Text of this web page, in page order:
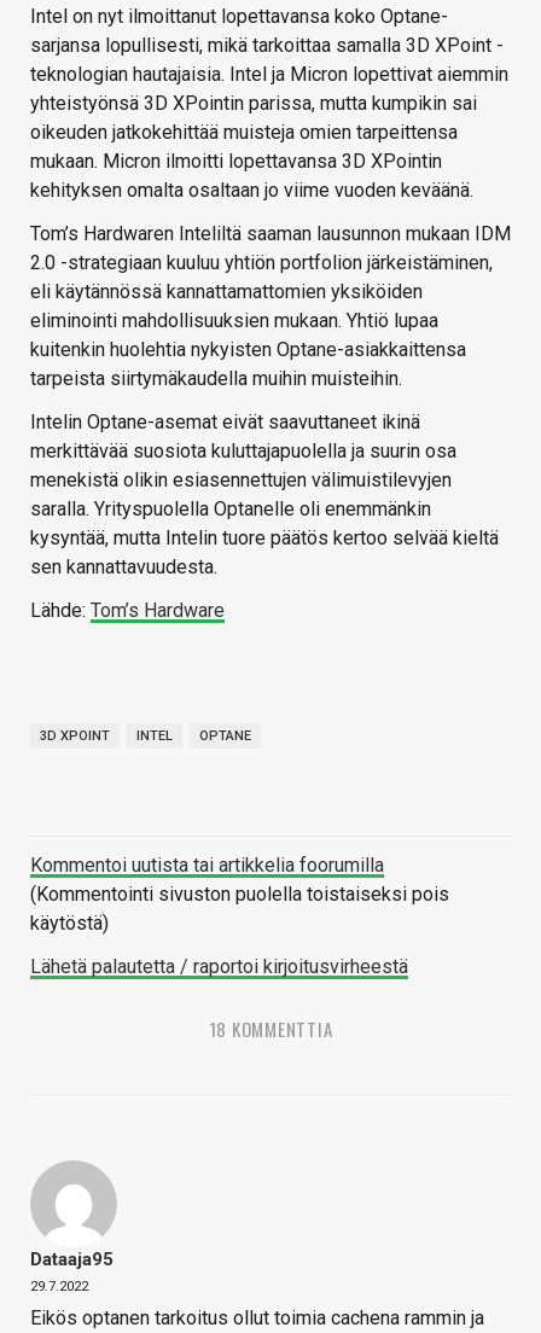
Intel on nyt ilmoittanut lopettavansa koko Optane-
sarjansa lopullisesti, mikä tarkoittaa samalla 3D XPoint -
teknologian hautajaisia. Intel ja Micron lopettivat aiemmin
yhteistyönsä 3D XPointin parissa, mutta kumpikin sai
oikeuden jatkokehittää muisteja omien tarpeittensa
mukaan. Micron ilmoitti lopettavansa 3D XPointin
kehityksen omalta osaltaan jo viime vuoden keväänä.
Tom’s Hardwaren Inteliltä saaman lausunnon mukaan IDM
2.0 -strategiaan kuuluu yhtiön portfolion järkeistäminen,
eli käytännössä kannattamattomien yksiköiden
eliminointi mahdollisuuksien mukaan. Yhtiö lupaa
kuitenkin huolehtia nykyisten Optane-asiakkaittensa
tarpeista siirtymäkaudella muihin muisteihin.
Intelin Optane-asemat eivät saavuttaneet ikinä
merkittävää suosiota kuluttajapuolella ja suurin osa
menekistä olikin esiasennettujen välimuistilevyjen
saralla. Yrityspuolella Optanelle oli enemmänkin
kysyntää, mutta Intelin tuore päätös kertoo selvää kieltä
sen kannattavuudesta.
Lähde: Tom’s Hardware
3D XPOINT INTEL OPTANE
Kommentoi uutista tai artikkelia foorumilla
(Kommentointi sivuston puolella toistaiseksi pois
käytöstä)
Lähetä palautetta / raportoi kirjoitusvirheestä
18 KOMMENTTIA
Dataaja95
29.7.2022
Eikös optanen tarkoitus ollut toimia cachena rammin ja